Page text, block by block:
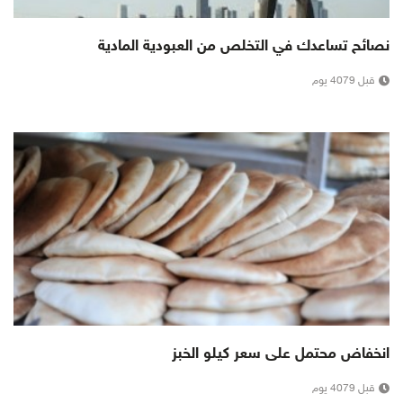
نصائح تساعدك في التخلص من العبودية المادية
قبل 4079 يوم
انخفاض محتمل على سعر كيلو الخبز
قبل 4079 يوم